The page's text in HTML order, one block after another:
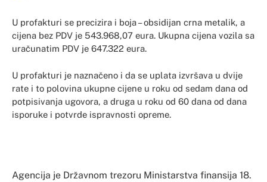
U profakturi se precizira i boja – obsidijan crna metalik, a
cijena bez PDV je 543.968,07 eura. Ukupna cijena vozila sa
uračunatim PDV je 647.322 eura.
U profakturi je naznačeno i da se uplata izvršava u dvije
rate i to polovina ukupne cijene u roku od sedam dana od
potpisivanja ugovora, a druga u roku od 60 dana od dana
isporuke i potvrde ispravnosti opreme.
Agencija je Državnom trezoru Ministarstva finansija 18.